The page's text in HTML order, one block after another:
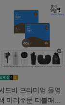
드비 프리미엄 물염
미리주문 더블패키